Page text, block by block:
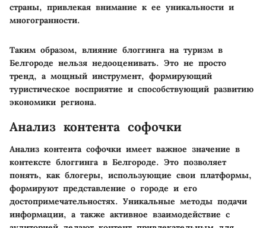
страны, привлекая внимание к ее уникальности и
многогранности.
Таким образом, влияние блоггинга на туризм в
Белгороде нельзя недооценивать. Это не просто
тренд, а мощный инструмент, формирующий
туристическое восприятие и способствующий развитию
экономики региона.
Анализ контента софочки
Анализ контента софочки имеет важное значение в
контексте блоггинга в Белгороде. Это позволяет
понять, как блогеры, использующие свои платформы,
формируют представление о городе и его
достопримечательностях. Уникальные методы подачи
информации, а также активное взаимодействие с